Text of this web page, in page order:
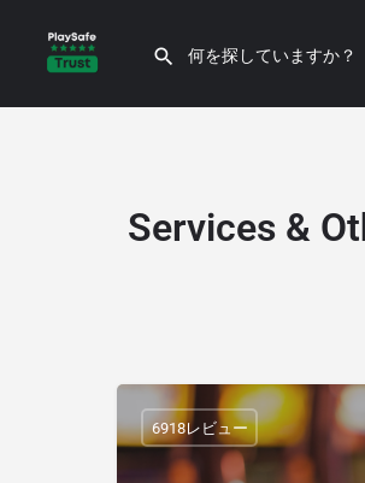
Services &
6918レビュー